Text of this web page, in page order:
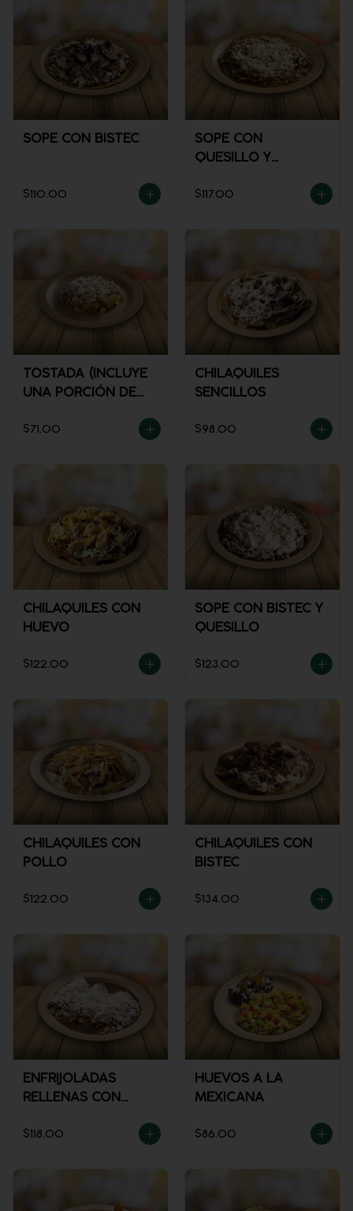
SOPE CON BISTEC
$110.00
SOPE CON
QUESILLO Y
$117.00
TOSTADA (INCLUYE
UNA PORCIÓN DE
$71.00
CHILAQUILES
SENCILLOS
$98.00
CHILAQUILES CON
HUEVO
$122.00
SOPE CON BISTEC Y
QUESILLO
$123.00
CHILAQUILES CON
POLLO
$122.00
CHILAQUILES CON
BISTEC
$134.00
ENFRIJOLADAS
RELLENAS CON
$118.00
HUEVOS A LA
MEXICANA
$86.00